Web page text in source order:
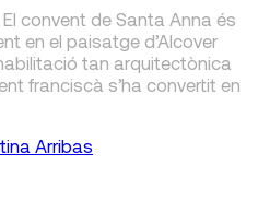
convent de Santa Anna és
en el paisatge d’Alcover
tan arquitectònica
franciscà s’ha convertit en
Arribas